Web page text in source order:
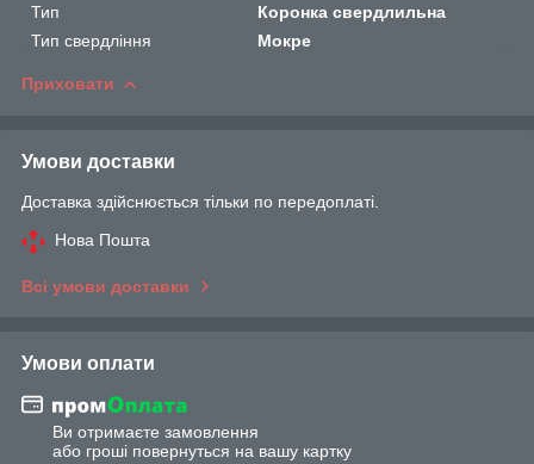
Тип
Коронка свердлильна
Тип свердління
Мокре
Приховати
Умови доставки
Доставка здійснюється тільки по передоплаті.
Нова Пошта
Всі умови доставки
Умови оплати
Ви отримаєте замовлення
або гроші повернуться на вашу картку